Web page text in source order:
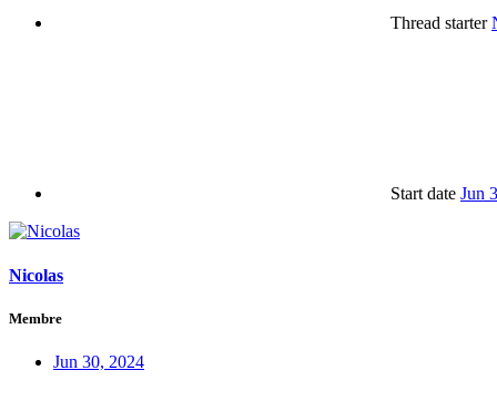
Thread starter
Start date Jun
Nicolas
Membre
Jun 30, 2024